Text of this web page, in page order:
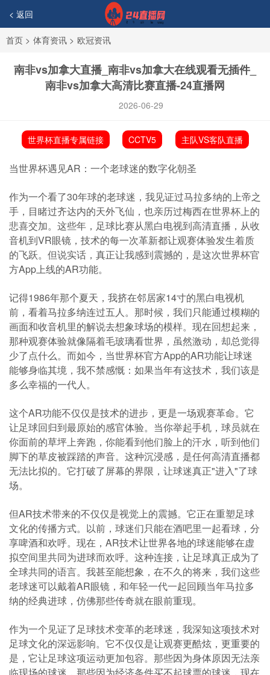
< 返回
首页 > 体育资讯 > 欧冠资讯
南非vs加拿大直播_南非vs加拿大在线观看无插件_
南非vs加拿大高清比赛直播-24直播网
2026-06-29
世界杯直播专属链接 CCTV5 主队VS客队直播
当世界杯遇见AR：一个老球迷的数字化朝圣
作为一个看了30年球的老球迷，我见证过马拉多纳的上帝之
手，目睹过齐达内的天外飞仙，也亲历过梅西在世界杯上的
悲喜交加。这些年，足球比赛从黑白电视到高清直播，从收
音机到VR眼镜，技术的每一次革新都让观赛体验发生着质
的飞跃。但说实话，真正让我感到震撼的，是这次世界杯官
方App上线的AR功能。
记得1986年那个夏天，我挤在邻居家14寸的黑白电视机
前，看着马拉多纳连过五人。那时候，我们只能通过模糊的
画面和收音机里的解说去想象球场的模样。现在回想起来，
那种观赛体验就像隔着毛玻璃看世界，虽然激动，却总觉得
少了点什么。而如今，当世界杯官方App的AR功能让球迷
能够身临其境，我不禁感慨：如果当年有这技术，我们该是
多么幸福的一代人。
这个AR功能不仅仅是技术的进步，更是一场观赛革命。它
让足球回归到最原始的感官体验。当你举起手机，球员就在
你面前的草坪上奔跑，你能看到他们脸上的汗水，听到他们
脚下的草皮被踩踏的声音。这种沉浸感，是任何高清直播都
无法比拟的。它打破了屏幕的界限，让球迷真正"进入"了球
场。
但AR技术带来的不仅仅是视觉上的震撼。它正在重塑足球
文化的传播方式。以前，球迷们只能在酒吧里一起看球，分
享啤酒和欢呼。现在，AR技术让世界各地的球迷能够在虚
拟空间里共同为进球而欢呼。这种连接，让足球真正成为了
全球共同的语言。我甚至能想象，在不久的将来，我们这些
老球迷可以戴着AR眼镜，和年轻一代一起回顾当年马拉多
纳的经典进球，仿佛那些传奇就在眼前重现。
作为一个见证了足球技术变革的老球迷，我深知这项技术对
足球文化的深远影响。它不仅仅是让观赛更酷炫，更重要的
是，它让足球这项运动更加包容。那些因为身体原因无法亲